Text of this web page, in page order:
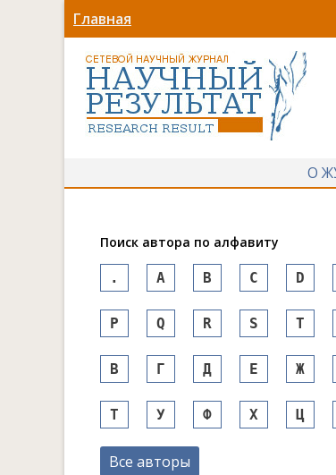
Главная
О
Поиск автора по алфавиту
. A B C D
P Q R S T
В Г Д Е Ж
Т У Ф Х Ц
Все авторы